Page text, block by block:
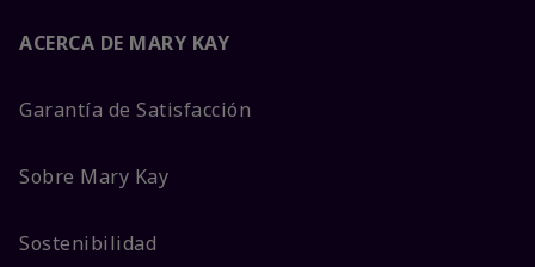
ACERCA DE MARY KAY
Garantía de Satisfacción
Sobre Mary Kay
Sostenibilidad